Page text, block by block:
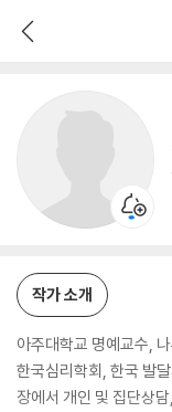
작가 소개
아주대학교 명예교수,
한국심리학회, 한국 발
장에서 개인 및 집단상